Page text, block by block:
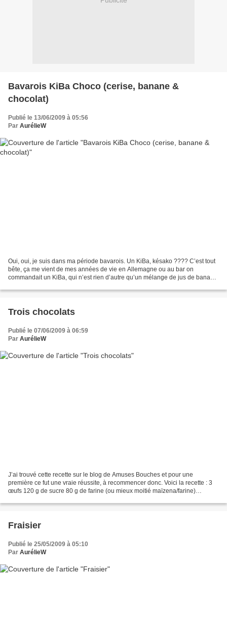
Bavarois KiBa Choco (cerise, banane &
chocolat)
Publié le 13/06/2009 à 05:56
Par AurélieW
Oui, oui, je suis dans ma période bavarois. Un KiBa, késako ???? C’est tout
bête, ça me vient de mes années de vie en Allemagne ou au bar on
commandait un KiBa, qui n’est rien d’autre qu’un mélange de jus de banane
Trois chocolats
Publié le 07/06/2009 à 06:59
Par AurélieW
J’ai trouvé cette recette sur le blog de Amuses Bouches et pour une
première ce fut une vraie réussite, à recommencer donc. Voici la recette : 3
œufs 120 g de sucre 80 g de farine (ou mieux moitié maïzena/farine)
Fraisier
Publié le 25/05/2009 à 05:10
Par AurélieW